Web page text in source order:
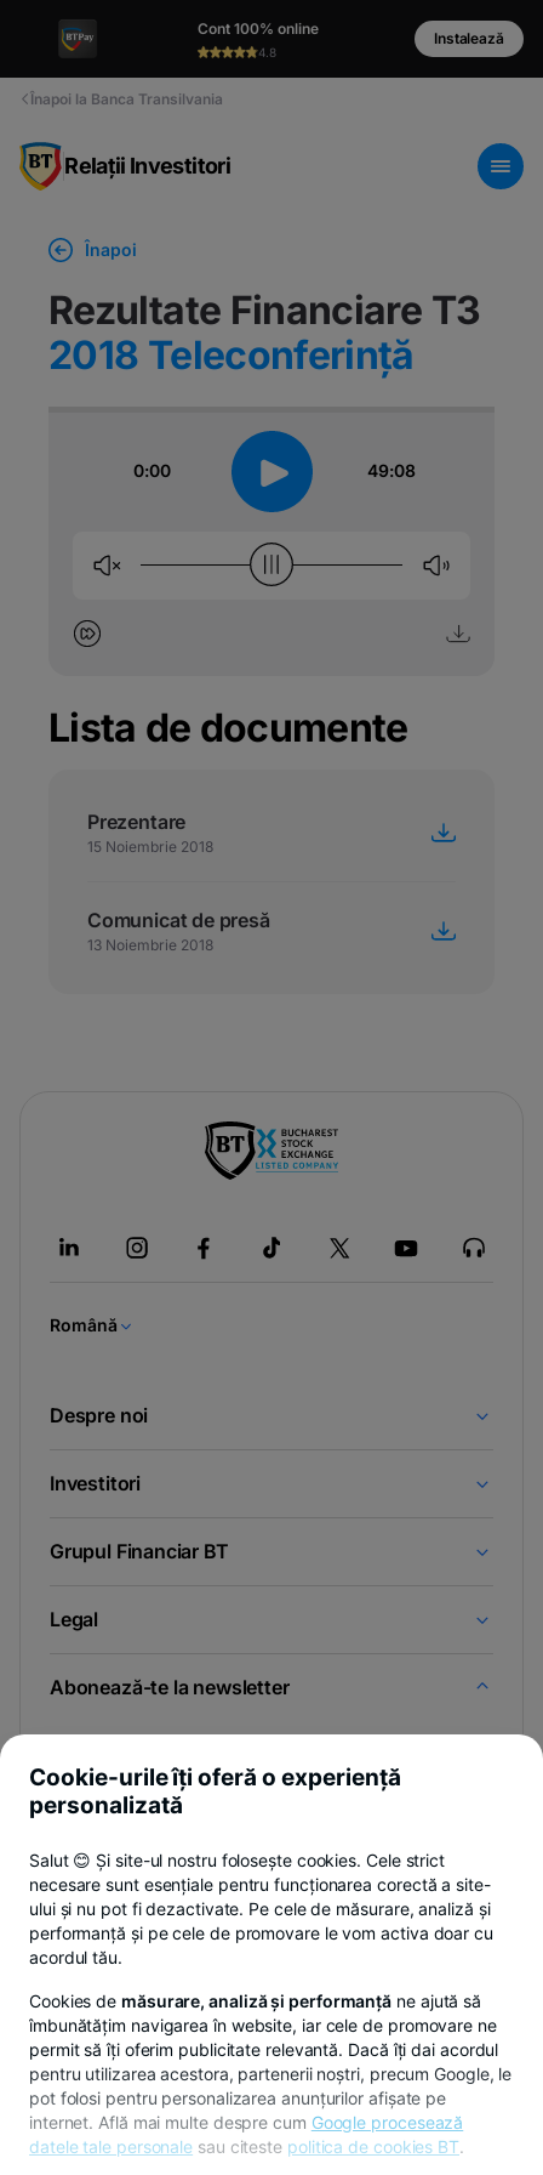
Cont 100% online
4.8
Instalează
Înapoi la Banca Transilvania
Relații Investitori
Înapoi
Rezultate Financiare T3
2018 Teleconferință
0:00 49:08
Lista de documente
Prezentare
15 Noiembrie 2018
Comunicat de presă
13 Noiembrie 2018
a
Română
Despre noi
Investitori
Grupul Financiar BT
Legal
Abonează-te la newsletter
Poți renunța oricând,vezi detalii-
opens
in
a
new
.
Privacy Hub- opens in a new tab
Politica de confidențialitate- opens in a new
Politica de cookies
© Copyright 2026 Banca Transilvania. Toate drepturile
rezervate.
Cookie-urile îți oferă o experiență
personalizată
Salut 😊 Și site-ul nostru folosește cookies. Cele strict
necesare sunt esențiale pentru funcționarea corectă a site-
ului și nu pot fi dezactivate. Pe cele de măsurare, analiză și
performanță și pe cele de promovare le vom activa doar cu
acordul tău.
Cookies de măsurare, analiză și performanță ne ajută să
îmbunătățim navigarea în website, iar cele de promovare ne
permit să îți oferim publicitate relevantă. Dacă îți dai acordul
pentru utilizarea acestora, partenerii noștri, precum Google, le
pot folosi pentru personalizarea anunțurilor afișate pe
internet. Află mai multe despre cum Google procesează
datele tale personale sau citeste politica de cookies BT.